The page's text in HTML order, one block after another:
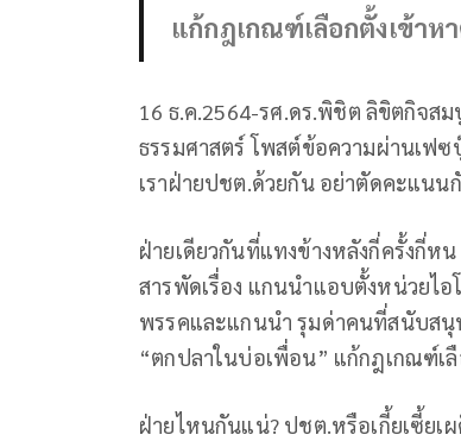
แก้กฎเกณฑ์เลือกตั้งเข้าห
16 ธ.ค.2564-รศ.ดร.พิชิต ลิขิตกิจส
ธรรมศาสตร์ โพสต์ข้อความผ่านเฟ
เราฝ่ายปชต.ด้วยกัน อย่าตัดคะแนน
ฝ่ายเดียวกันที่แทงข้างหลังกี่ครั้งกี่ห
สารพัดเรื่อง แกนนำแอบตั้งหน่วยไ
พรรคและแกนนำ รุมด่าคนที่สนับสนุ
“ตกปลาในบ่อเพื่อน” แก้กฎเกณฑ์เลื
ฝ่ายไหนกันแน่? ปชต.หรือเกี้ยเซี้ยเ